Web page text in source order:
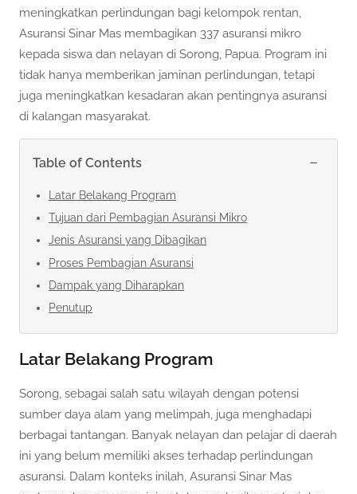
meningkatkan perlindungan bagi kelompok rentan,
Asuransi Sinar Mas membagikan 337 asuransi mikro
kepada siswa dan nelayan di Sorong, Papua. Program ini
tidak hanya memberikan jaminan perlindungan, tetapi
juga meningkatkan kesadaran akan pentingnya asuransi
di kalangan masyarakat.
Table of Contents −
Latar Belakang Program
Tujuan dari Pembagian Asuransi Mikro
Jenis Asuransi yang Dibagikan
Proses Pembagian Asuransi
Dampak yang Diharapkan
Penutup
Latar Belakang Program
Sorong, sebagai salah satu wilayah dengan potensi
sumber daya alam yang melimpah, juga menghadapi
berbagai tantangan. Banyak nelayan dan pelajar di daerah
ini yang belum memiliki akses terhadap perlindungan
asuransi. Dalam konteks inilah, Asuransi Sinar Mas